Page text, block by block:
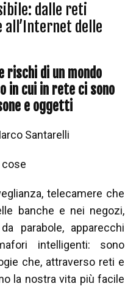
dalle reti
all’Internet delle
rischi di un mondo
in cui in rete ci sono
e oggetti
Santarelli
telecamere che
banche e nei negozi,
parabole, apparecchi
intelligenti: sono
che, attraverso reti e
la nostra vita più facile